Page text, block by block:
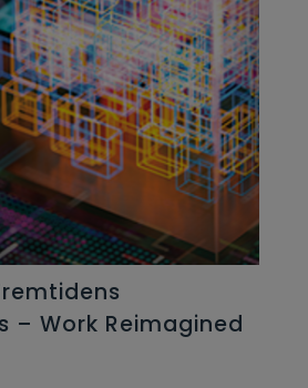
– Work Reimagined